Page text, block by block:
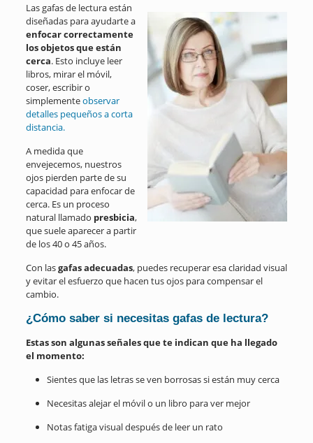
Las gafas de lectura están
diseñadas para ayudarte a
enfocar correctamente
los objetos que están
cerca. Esto incluye leer
libros, mirar el móvil,
coser, escribir o
simplementeobservar
detalles pequeños a corta
distancia.
A medida que
envejecemos, nuestros
ojos pierden parte de su
capacidad para enfocar de
cerca. Es un proceso
natural llamado presbicia,
que suele aparecer a partir
de los 40 o 45 años.
Con lasgafas adecuadas, puedes recuperar esa claridad visual
y evitar el esfuerzo que hacen tus ojos para compensar el
cambio.
¿Cómo saber si necesitas gafas de lectura?
Estas son algunas señales que te indican que ha llegado
el momento:
Sientes que las letras se ven borrosas si están muy cerca
Necesitas alejar el móvil o un libro para ver mejor
Notas fatiga visual después de leer un rato